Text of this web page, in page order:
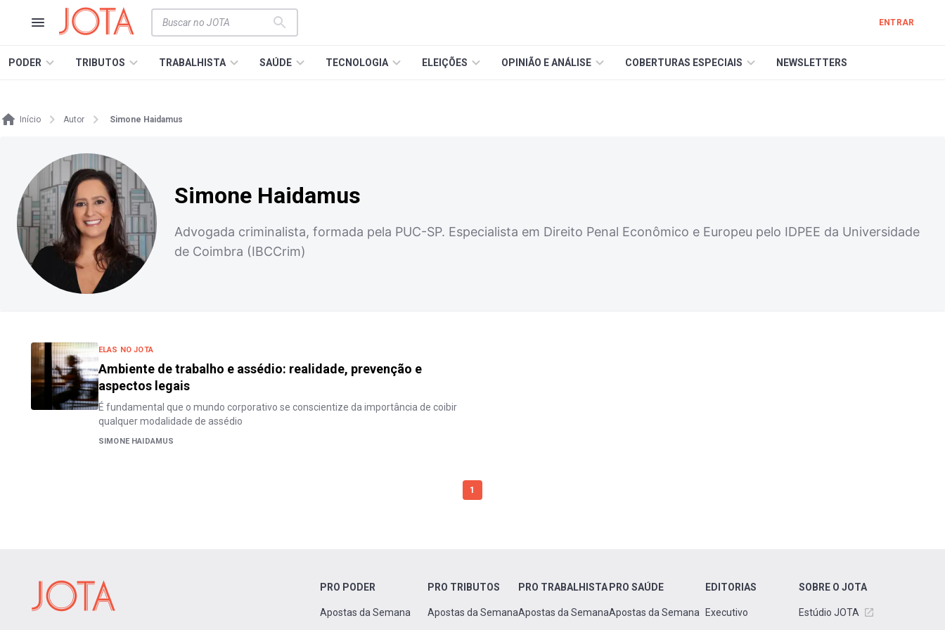
ENTRAR
PODER TRIBUTOS TRABALHISTA SAÚDE TECNOLOGIA ELEIÇÕES OPINIÃO E ANÁLISE COBERTURAS ESPECIAIS NEWSLETTERS
Início Autor Simone Haidamus
Simone Haidamus
Advogada criminalista, formada pela PUC-SP. Especialista em Direito Penal Econômico e Europeu pelo IDPEE da Universidade
de Coimbra (IBCCrim)
ELAS NO JOTA
Ambiente de trabalho e assédio: realidade, prevenção e
aspectos legais
É fundamental que o mundo corporativo se conscientize da importância de coibir
qualquer modalidade de assédio
SIMONE HAIDAMUS
1
PRO PODER
Apostas da Semana
PRO TRIBUTOS
Apostas da Semana
PRO TRABALHISTA
Apostas da Semana
PRO SAÚDE
Apostas da Semana
EDITORIAS
Executivo
SOBRE O JOTA
Estúdio JOTA